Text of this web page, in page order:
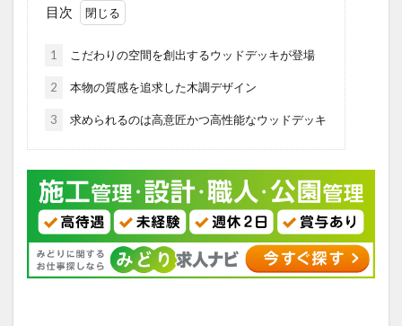
目次
1 こだわりの空間を創出するウッドデッキが登場
2 本物の質感を追求した木調デザイン
3 求められるのは高意匠かつ高性能なウッドデッキ